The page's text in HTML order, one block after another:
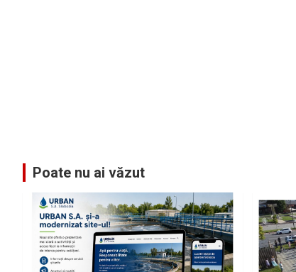
Poate nu ai văzut